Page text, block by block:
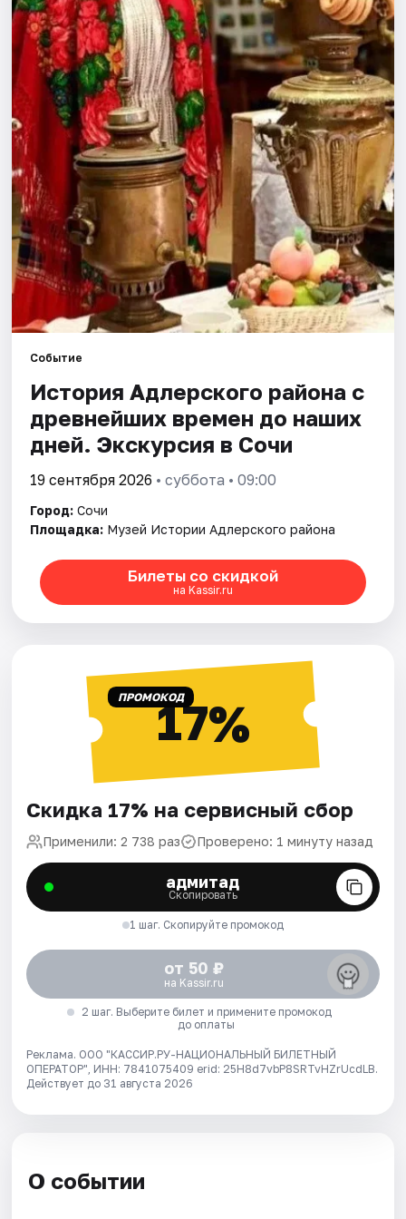
Города
Площадки
Артисты
Рейтинги
Событие
История Адлерского района с
древнейших времен до наших
дней. Экскурсия в Сочи
19 сентября 2026 • суббота • 09:00
Город: Сочи
Площадка: Музей Истории Адлерского района
Билеты со скидкой
на Kassir.ru
ПРОМОКОД17%
Скидка 17% на сервисный сбор
Применили: 2 738 раз Проверено: 1 минуту назад
адмитад
Скопировать
1 шаг. Скопируйте промокод
от 50 ₽
на Kassir.ru
2 шаг. Выберите билет и примените промокод
до оплаты
Реклама. ООО "КАССИР.РУ-НАЦИОНАЛЬНЫЙ БИЛЕТНЫЙ
ОПЕРАТОР", ИНН: 7841075409 erid: 25H8d7vbP8SRTvHZrUcdLB.
Действует до 31 августа 2026
О событии